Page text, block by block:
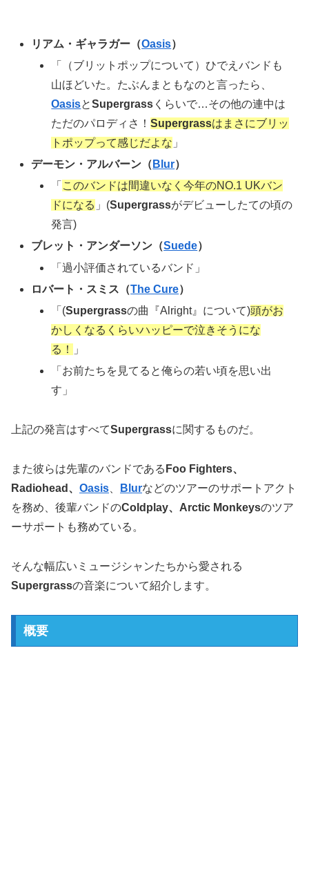
リアム・ギャラガー（Oasis）
「（ブリットポップについて）ひでえバンドも
山ほどいた。たぶんまともなのと言ったら、
OasisとSupergrass くらいで…その他の連中は
ただのパロディさ！Supergrassはまさにブリッ
トポップって感じだよな 」
デーモン・アルバーン（ Blur）
「 このバンドは間違いなく今年のNO.1 UKバン
ドになる 」(Supergrassがデビューしたての頃の
発言)
ブレット・アンダーソン（Suede）
「過小評価されているバンド」
ロバート・スミス（The Cure）
「(Supergrassの曲『Alright』について)頭がお
かしくなるくらいハッピーで泣きそうにな
る！
」
「お前たちを見てると俺らの若い頃を思い出
す」
上記の発言はすべてSupergrassに関するものだ。
また彼らは先輩のバンドである Foo Fighters、
Radiohead、 Oasis Blurなどのツアーのサポートアクト
を務め、後輩バンドのColdplay、Arctic Monkeysのツア
ーサポートも務めている。
そんな幅広いミュージシャンたちから愛される
Supergrassの音楽について紹介します。
概要